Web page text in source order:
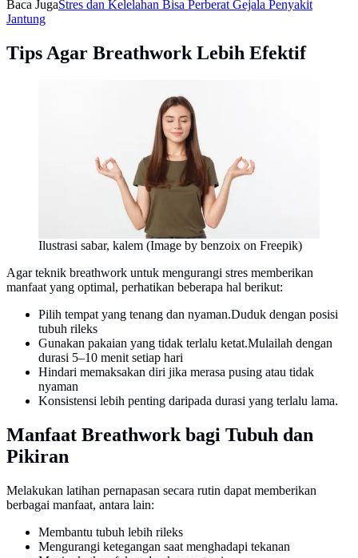
Baca JugaStres dan Kelelahan Bisa Perberat Gejala Penyakit
Jantung
Tips Agar Breathwork Lebih Efektif
Ilustrasi sabar, kalem (Image by benzoix on Freepik)
Agar teknik breathwork untuk mengurangi stres memberikan
manfaat yang optimal, perhatikan beberapa hal berikut:
Pilih tempat yang tenang dan nyaman.Duduk dengan posisi
tubuh rileks
Gunakan pakaian yang tidak terlalu ketat.Mulailah dengan
durasi 5–10 menit setiap hari
Hindari memaksakan diri jika merasa pusing atau tidak
nyaman
Konsistensi lebih penting daripada durasi yang terlalu lama.
Manfaat Breathwork bagi Tubuh dan
Pikiran
Melakukan latihan pernapasan secara rutin dapat memberikan
berbagai manfaat, antara lain:
Membantu tubuh lebih rileks
Mengurangi ketegangan saat menghadapi tekanan